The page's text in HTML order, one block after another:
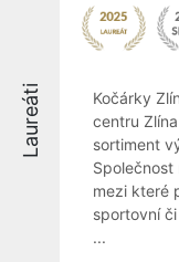
Laureáti
Kočárky
centru
sortiment
mezi které
sportovní
...